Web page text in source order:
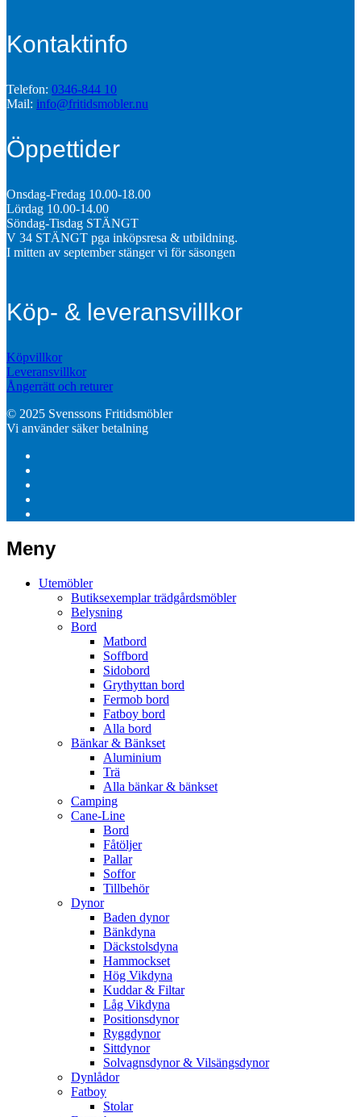
Kontaktinfo
Telefon: 0346-844 10
Mail: info@fritidsmobler.nu
Öppettider
Onsdag-Fredag 10.00-18.00
Lördag 10.00-14.00
Söndag-Tisdag STÄNGT
V 34 STÄNGT pga inköpsresa & utbildning.
I mitten av september stänger vi för säsongen
Köp- & leveransvillkor
Köpvillkor
Leveransvillkor
Ångerrätt och returer
© 2025 Svenssons Fritidsmöbler
Vi använder säker betalning
Meny
Utemöbler
Butiksexemplar trädgårdsmöbler
Belysning
Bord
Matbord
Soffbord
Sidobord
Grythyttan bord
Fermob bord
Fatboy bord
Alla bord
Bänkar & Bänkset
Aluminium
Trä
Alla bänkar & bänkset
Camping
Cane-Line
Bord
Fåtöljer
Pallar
Soffor
Tillbehör
Dynor
Baden dynor
Bänkdyna
Däckstolsdyna
Hammockset
Hög Vikdyna
Kuddar & Filtar
Låg Vikdyna
Positionsdynor
Ryggdynor
Sittdynor
Solvagnsdynor & Vilsängsdynor
Dynlådor
Fatboy
Stolar